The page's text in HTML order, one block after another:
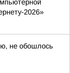
2026»
не обошлось